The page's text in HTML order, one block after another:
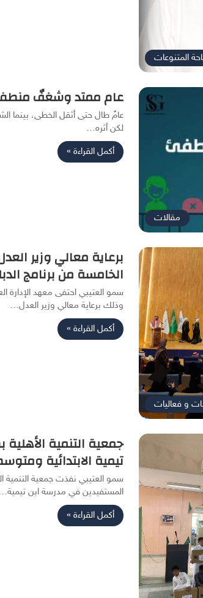
المتنوعات
مقالات
عام ممتد وشغفٌ
عامٌ طال حتى أثقل الخطى، بينما
لكن أثره…
أكمل القراءة »
و فعاليات
برعاية معالي وزير
الخامسة من برنامج
سمو العتيبي احتفى معهد الإدارة
وذلك برعاية معالي وزير العدل…
أكمل القراءة »
جمعية التنمية
تيمية الابتدائية
سمو العتيبي نفذت جمعية التنمية
المستفيدين في مدرسة ابن
أكمل القراءة »